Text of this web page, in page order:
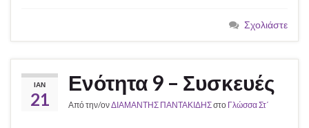
Σχολιάστε
ΙΑΝ
21
Ενότητα 9 – Συσκευές
Από την/ονΔΙΑΜΑΝΤΗΣ ΠΑΝΤΑΚΙΔΗΣστο Γλώσσα Στ΄